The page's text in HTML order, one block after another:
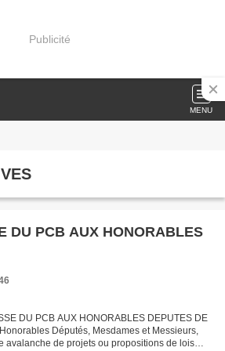
Publicité
MENU
DU PCB AUX HONORABLES
DU PCB AUX HONORABLES DEPUTES DE
Députés, Mesdames et Messieurs,
avalanche de projets ou propositions de lois